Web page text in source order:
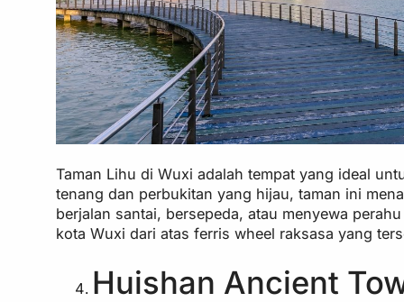
Taman Lihu di Wuxi adalah tempat yang ideal
tenang dan perbukitan yang hijau, taman ini
berjalan santai, bersepeda, atau menyewa
kota Wuxi dari atas ferris wheel raksasa yang
Huishan Ancient